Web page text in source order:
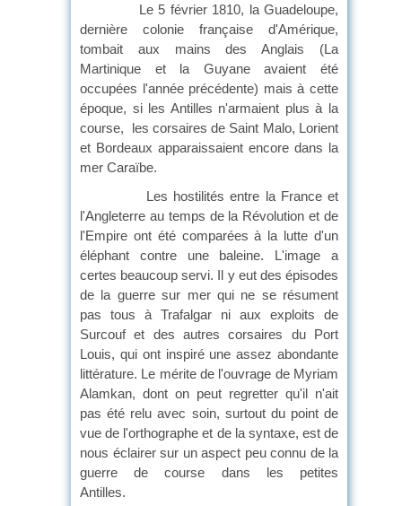
Le 5 février 1810, la Guadeloupe,
dernière colonie française d'Amérique,
tombait aux mains des Anglais (La
Martinique et la Guyane avaient été
occupées l'année précédente) mais à cette
époque, si les Antilles n'armaient plus à la
course, les corsaires de Saint Malo, Lorient
et Bordeaux apparaissaient encore dans la
mer Caraïbe.
Les hostilités entre la France et
l'Angleterre au temps de la Révolution et de
l'Empire ont été comparées à la lutte d'un
éléphant contre une baleine. L'image a
certes beaucoup servi. Il y eut des épisodes
de la guerre sur mer qui ne se résument
pas tous à Trafalgar ni aux exploits de
Surcouf et des autres corsaires du Port
Louis, qui ont inspiré une assez abondante
littérature. Le mérite de l'ouvrage de Myriam
Alamkan, dont on peut regretter qu'il n'ait
pas été relu avec soin, surtout du point de
vue de l'orthographe et de la syntaxe, est de
nous éclairer sur un aspect peu connu de la
guerre de course dans les petites
Antilles.